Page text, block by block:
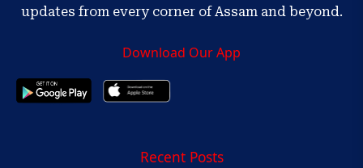
updates from every corner of Assam and beyond.
Download Our App
Recent Posts